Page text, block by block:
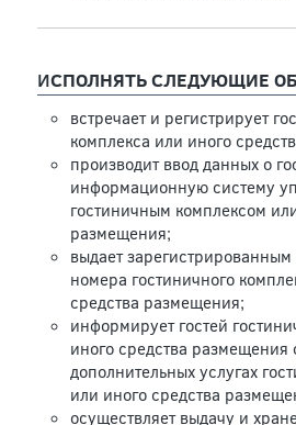
ИСПОЛНЯТЬ СЛЕДУЮЩИЕ
встречает и регистрирует
комплекса или иного
производит ввод данных о
информационную систему
гостиничным комплексом
размещения;
выдает зарегистрированным
номера гостиничного
средства размещения;
информирует гостей
иного средства размещения
дополнительных услугах
или иного средства
осуществляет выдачу и